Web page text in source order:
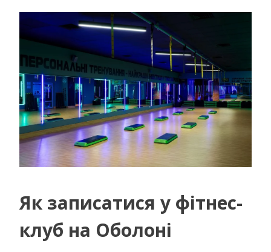
Як записатися у фітнес-
клуб на Оболоні